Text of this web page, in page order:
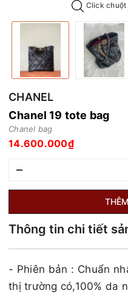
Click chuột
CHANEL
Chanel 19 tote bag
Chanel bag
14.600.000₫
–
Thông tin chi tiết
- Phiên bản : Chuẩn
thị trường có,100% da